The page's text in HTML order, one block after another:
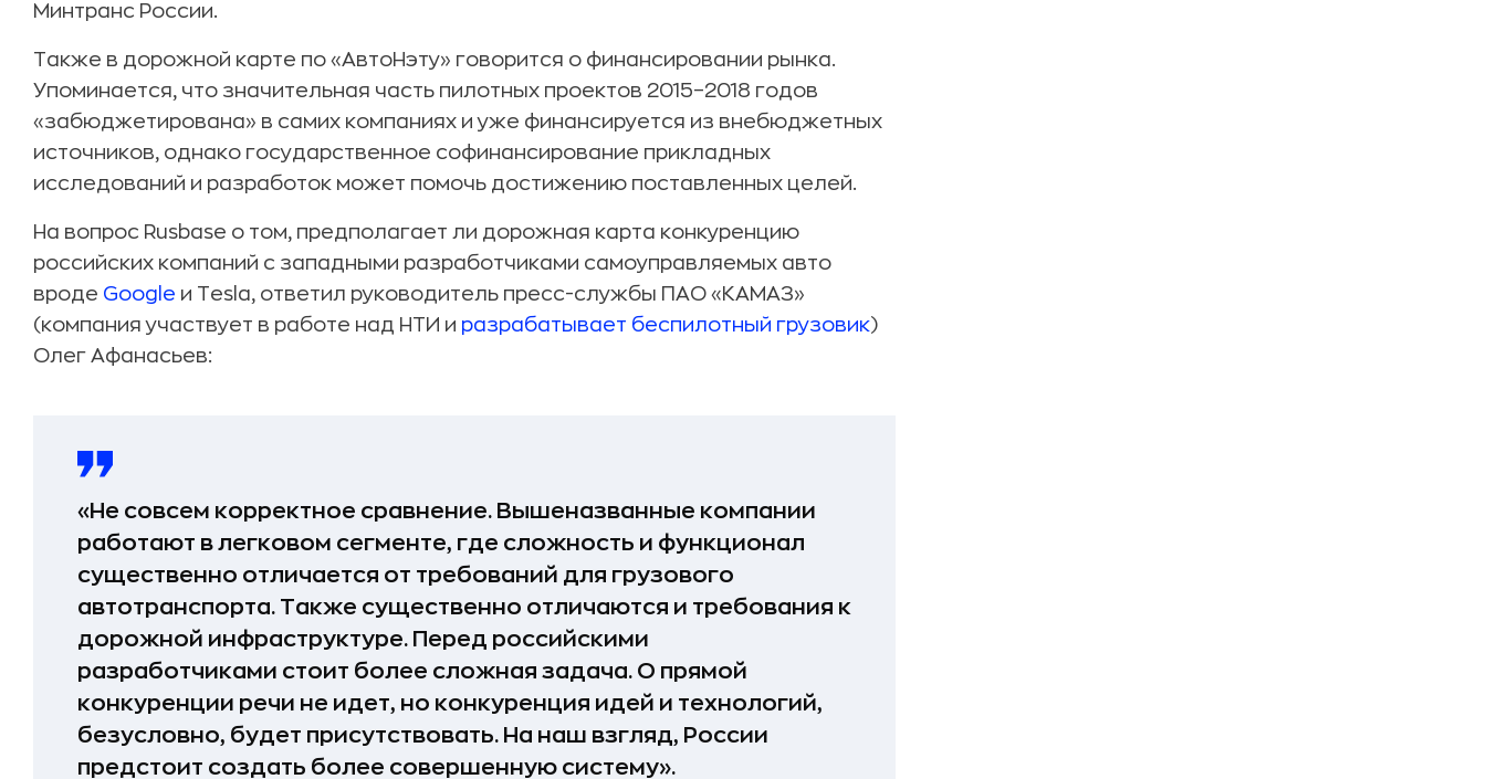
Минтранс России.
Также в дорожной карте по «АвтоНэту» говорится о финансировании рынка.
Упоминается, что значительная часть пилотных проектов 2015–2018 годов
«забюджетирована» в самих компаниях и уже финансируется из внебюджетных
источников, однако государственное софинансирование прикладных
исследований и разработок может помочь достижению поставленных целей.
На вопрос Rusbase о том, предполагает ли дорожная карта конкуренцию
российских компаний с западными разработчиками самоуправляемых авто
вроде Google и Tesla, ответил руководитель пресс-службы ПАО «КАМАЗ»
(компания участвует в работе над НТИ и разрабатывает беспилотный грузовик)
Олег Афанасьев:
«Не совсем корректное сравнение. Вышеназванные компании
работают в легковом сегменте, где сложность и функционал
существенно отличается от требований для грузового
автотранспорта. Также существенно отличаются и требования к
дорожной инфраструктуре. Перед российскими
разработчиками стоит более сложная задача. О прямой
конкуренции речи не идет, но конкуренция идей и технологий,
безусловно, будет присутствовать. На наш взгляд, России
предстоит создать более совершенную систему».